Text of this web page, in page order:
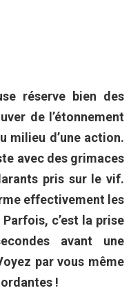
réserve bien des
de l’étonnement
milieu d’une action.
avec des grimaces
pris sur le vif.
effectivement les
c’est la prise
avant une
par vous même
!